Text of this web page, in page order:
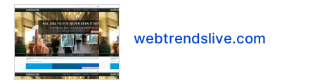
webtrendslive.com